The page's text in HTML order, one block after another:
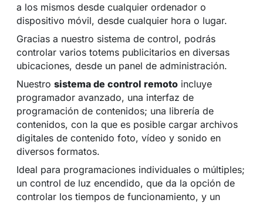
a los mismos desde cualquier ordenador o
dispositivo móvil, desde cualquier hora o lugar.
Gracias a nuestro sistema de control, podrás
controlar varios totems publicitarios en diversas
ubicaciones, desde un panel de administración.
Nuestro sistema de control remoto incluye
programador avanzado, una interfaz de
programación de contenidos; una librería de
contenidos, con la que es posible cargar archivos
digitales de contenido foto, vídeo y sonido en
diversos formatos.
Ideal para programaciones individuales o múltiples;
un control de luz encendido, que da la opción de
controlar los tiempos de funcionamiento, y un